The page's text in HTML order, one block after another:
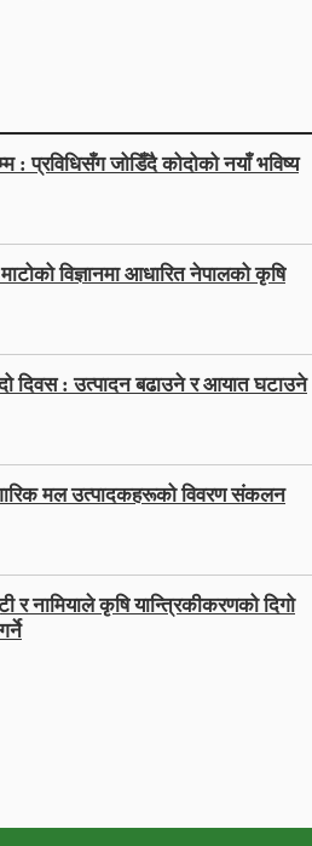
: प्रविधिसँग जोडिँदै कोदोको नयाँ भविष्य
विज्ञानमा आधारित नेपालको कृषि
दिवस : उत्पादन बढाउने र आयात घटाउने
मल उत्पादकहरूको विवरण संकलन
र नामियाले कृषि यान्त्रिकीकरणको दिगो